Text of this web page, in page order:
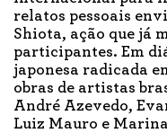
relatos pessoais
Shiota, ação que já
participantes. Em
japonesa radicada
obras de artistas
André Azevedo,
Luiz Mauro e